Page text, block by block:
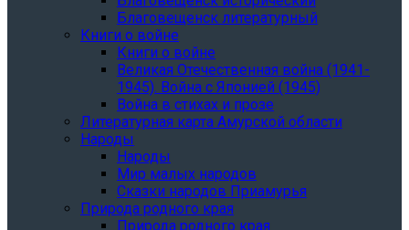
Благовещенск литературный
Книги о войне
Книги о войне
Великая Отечественная война (1941-
1945). Война с Японией (1945)
Война в стихах и прозе
Литературная карта Амурской области
Народы
Народы
Мир малых народов
Сказки народов Приамурья
Природа родного края
Природа родного края